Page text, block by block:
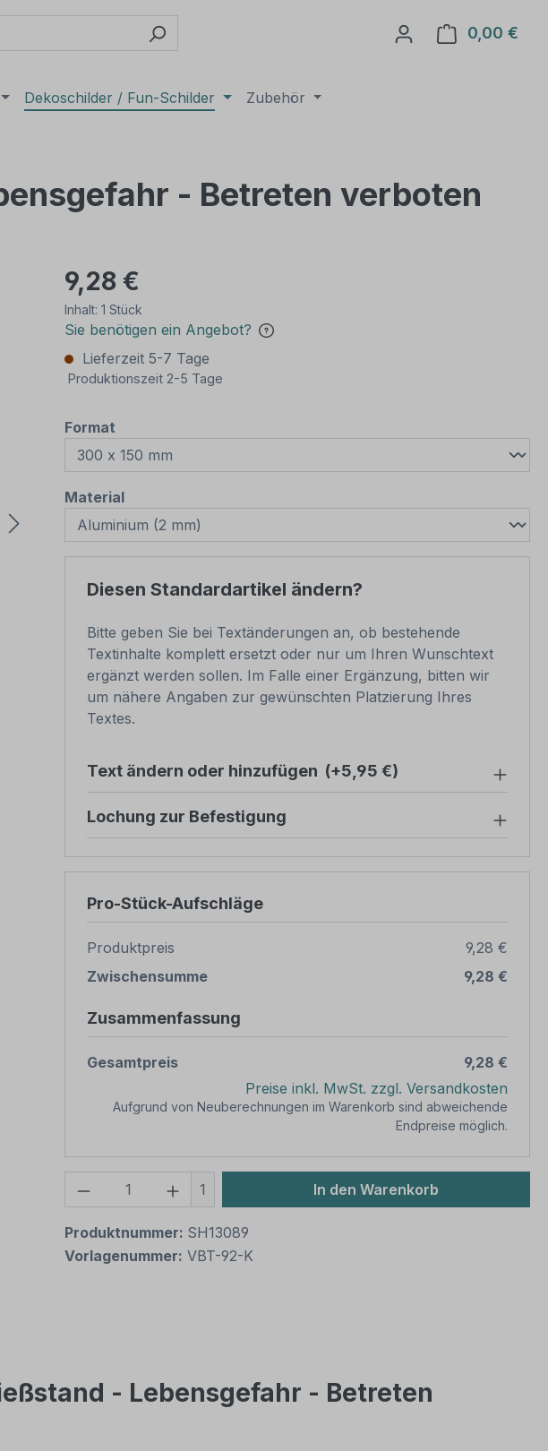
0,00 €
Dekoschilder / Fun-Schilder Zubehör
- Betreten verboten
9,28 €
Inhalt: 1 Stück
Sie benötigen ein Angebot?
Lieferzeit 5-7 Tage
Produktionszeit 2-5 Tage
Format
Materialauswählen
Diesen Standardartikel ändern?
Bitte geben Sie bei Textänderungen an, ob bestehende
Textinhalte komplett ersetzt oder nur um Ihren Wunschtext
ergänzt werden sollen. Im Falle einer Ergänzung, bitten wir
um nähere Angaben zur gewünschten Platzierung Ihres
Textes.
Text ändern oder hinzufügen (+5,95 €)
Lochung zur Befestigung
Pro-Stück-Aufschläge
Produktpreis
9,28 €
Zwischensumme
9,28 €
Zusammenfassung
Gesamtpreis
9,28 €
Preise inkl. MwSt. zzgl. Versandkosten
Aufgrund von Neuberechnungen im Warenkorb sind abweichende
Endpreise möglich.
Produkt Anzahl: Gib den gewünschten Wert
1 In den Warenkorb
Produktnummer: SH13089
Vorlagenummer: VBT-92-K
- Lebensgefahr - Betreten